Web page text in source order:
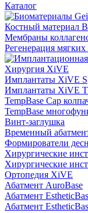
Каталог
Костный материал
Мембраны
Регенерация
Хирургия XiVE
Имплантаты XiVE S
Имплантаты XiVE
TempBase Cap
TempBase
Винт-заглушка
Временный
Формирователи
Хирургические
Хирургические
Ортопедия XiVE
Абатмент AuroBase
Абатмент
Абатмент